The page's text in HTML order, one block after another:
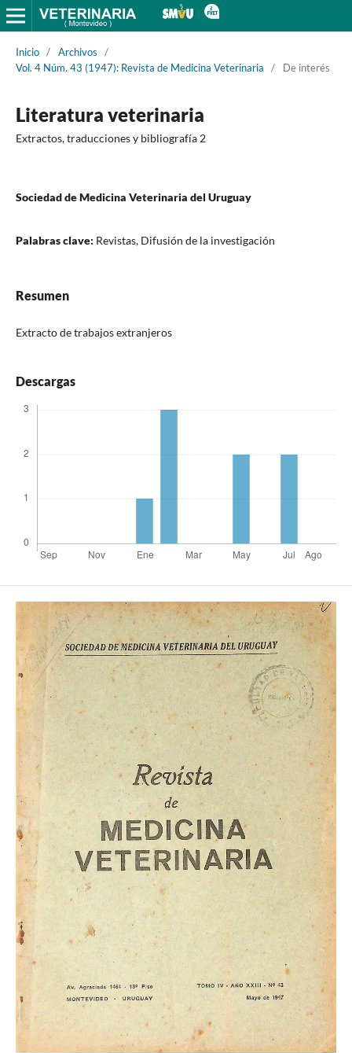
Inicio / Archivos
/
Vol. 4 Núm. 43 (1947): Revista de Medicina Veterinaria
/ De interés
Literatura veterinaria
Extractos, traducciones y bibliografía 2
Sociedad de Medicina Veterinaria del Uruguay
Palabras clave: Revistas, Difusión de la investigación
Resumen
Extracto de trabajos extranjeros
Descargas